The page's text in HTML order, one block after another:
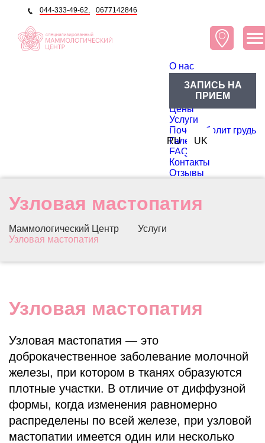
044-333-49-62, 0677142846
O нас
Блог
Доктора
Цены
Услуги
Почему болит грудь
Галерея
FAQ
Контакты
Отзывы
RU UK
ЗАПИСЬ НА
ПРИЕМ
Узловая мастопатия
Маммологический Центр
Услуги
Узловая мастопатия
​Узловая мастопатия
Узловая мастопатия — это
доброкачественное заболевание молочной
железы, при котором в тканях образуются
плотные участки. В отличие от диффузной
формы, когда изменения равномерно
распределены по всей железе, при узловой
мастопатии имеется один или несколько